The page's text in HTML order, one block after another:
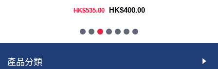
HK$535.00 HK$400.00
產品分類